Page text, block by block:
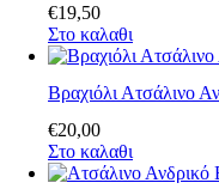
€19,50
Στο καλαθι
Βραχιόλι Ατσάλινο
€20,00
Στο καλαθι